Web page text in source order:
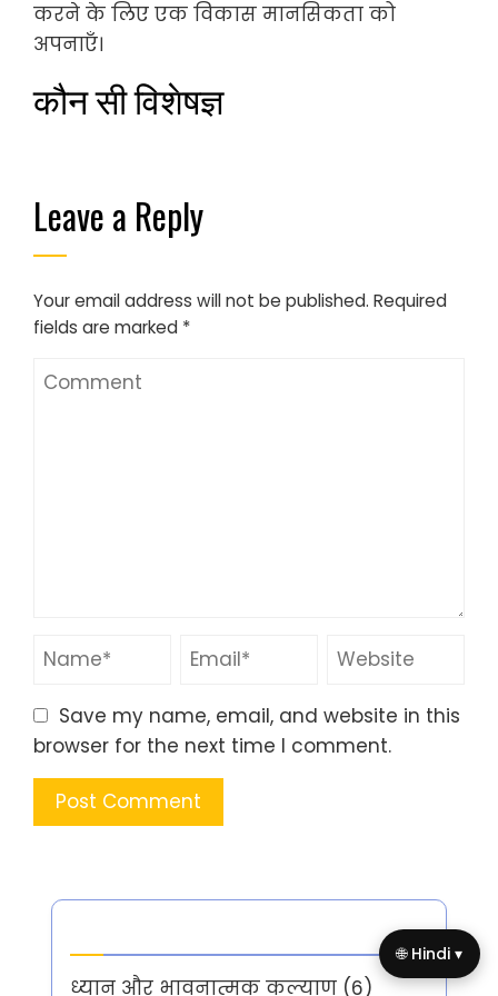
करने के लिए एक विकास मानसिकता को
अपनाएँ।
कौन सी विशेषज्ञ
Leave a Reply
Your email address will not be published. Required
fields are marked *
Save my name, email, and website in this
browser for the next time I comment.
ध्यान और भावनात्मक कल्याण (6)
🌐 Hindi ▾